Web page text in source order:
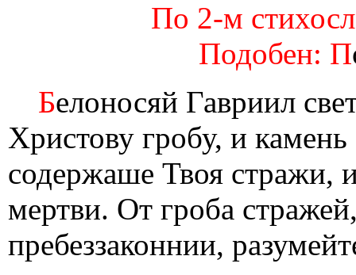
По 2-м
Подобен: П
Белоносяй Гавриил
Христову гробу, и
содержаше Твоя стражи,
мертви. От гроба
пребеззаконнии,